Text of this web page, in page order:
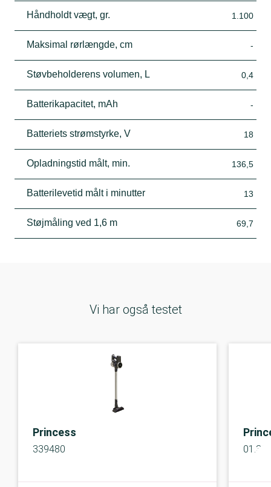
Håndholdt vægt, gr. 1.100
Maksimal rørlængde, cm -
Støvbeholderens volumen, L 0,4
Batterikapacitet, mAh -
Batteriets strømstyrke, V 18
Opladningstid målt, min. 136,5
Batterilevetid målt i minutter 13
Støjmåling ved 1,6 m 69,7
Vi har også testet
Princess
339480